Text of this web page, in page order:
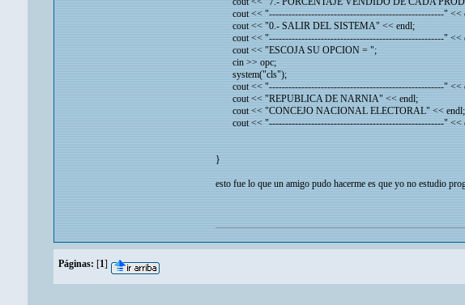
cout << "------------------------------------------------------" <<
cout << "0.- SALIR DEL SISTEMA" << endl;
cout << "------------------------------------------------------" <<
cout << "ESCOJA SU OPCION = ";
cin >> opc;
system("cls");
cout << "------------------------------------------------------" <<
cout << "REPUBLICA DE NARNIA" << endl;
cout << "CONCEJO NACIONAL ELECTORAL" << endl;
cout << "------------------------------------------------------" <<
}
esto fue lo que un amigo pudo hacerme es que yo no estudio
Páginas: [1]